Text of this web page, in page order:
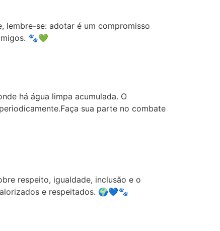
lembre-se: adotar é um compromisso
🐾💚
há água limpa acumulada. O
sua parte no combate
respeito, igualdade, inclusão e o
e respeitados. 🌍💙🐾